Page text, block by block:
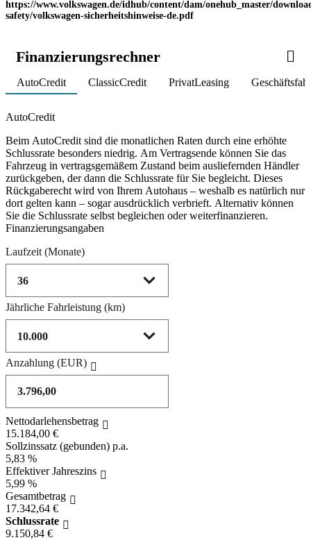
https://www.volkswagen.de/idhub/content/dam/onehub_master/
safety/volkswagen-sicherheitshinweise-de.pdf
Finanzierungsrechner
AutoCredit ClassicCredit PrivatLeasing
AutoCredit
Beim AutoCredit sind die monatlichen Raten durch eine erhöhte
Schlussrate besonders niedrig. Am Vertragsende können Sie das
Fahrzeug in vertragsgemäßem Zustand beim ausliefernden Händler
zurückgeben, der dann die Schlussrate für Sie begleicht. Dieses
Rückgaberecht wird von Ihrem Autohaus – weshalb es natürlich nur
dort gelten kann – sogar ausdrücklich verbrieft. Alternativ können
Sie die Schlussrate selbst begleichen oder weiterfinanzieren.
Finanzierungsangaben
Laufzeit (Monate)
Jährliche Fahrleistung (km)
Anzahlung (EUR)
Nettodarlehensbetrag
15.184,00 €
Sollzinssatz (gebunden) p.a.
5,83 %
Effektiver Jahreszins
5,99 %
Gesamtbetrag
17.342,64 €
Schlussrate
9.150,84 €